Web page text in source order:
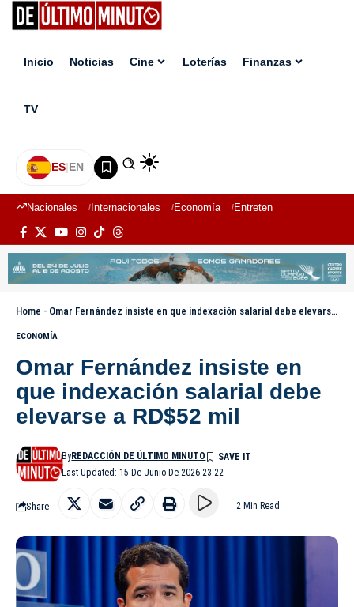
Inicio Noticias Cine Loterías Finanzas
TV
ES|EN
Nacionales Internacionales Economía Entretenimiento
Home - Omar Fernández insiste en que indexación salarial debe elevarse a RD$52 mil
ECONOMÍA
Omar Fernández insiste en
que indexación salarial debe
elevarse a RD$52 mil
Last Updated: 15 De Junio De 2026 23:22
ByREDACCIÓN DE ÚLTIMO MINUTO
Share 2 Min Read